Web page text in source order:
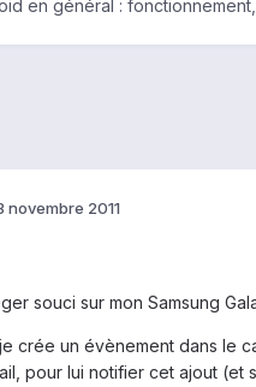
en général :
novembre 2011
souci sur mon Samsung
crée un évènement dans le
pour lui notifier cet ajout (et